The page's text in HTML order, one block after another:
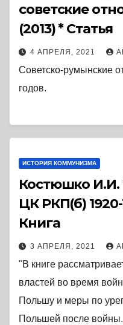
советские
(2013) * Статья
4 АПРЕЛЯ, 2021
Советско-румынские
годов.
ИСТОРИЯ КОММУНИЗМА
Костюшко И.И.
ЦК РКП(б) 1920-
Книга
3 АПРЕЛЯ, 2021
"В книге
властей во время
Польшу и меры по
Польшей после войны.